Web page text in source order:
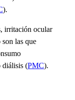
).
irritación ocular
las que
diálisis (PMC).